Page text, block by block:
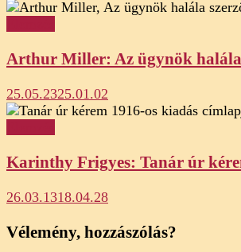
Arthur Miller: Az ügynök halála
25.05.2325.01.02
Karinthy Frigyes: Tanár úr
26.03.1318.04.28
Vélemény, hozzászólás?